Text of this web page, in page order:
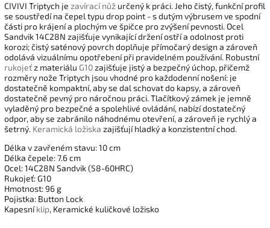
CIVIVI Triptych je zavírací nůž určený k práci. Jeho čistý, funkční profil
se soustředí na čepel typu drop point - s dutým výbrusem ve spodní
části pro krájení a plochým ve špičce pro zvýšení pevnosti. Ocel
Sandvik 14C28N zajišťuje vynikající držení ostří a odolnost proti
korozi; čistý saténový povrch doplňuje přímočarý design a zároveň
odolává vizuálnímu opotřebení při pravidelném používání. Robustní
rukojeťz materiálu G10zajišťuje jistý a bezpečný úchop, přičemž
rozměry nože Triptych jsou vhodné pro každodenní nošení: je
dostatečně kompaktní, aby se dal schovat do kapsy, a zároveň
dostatečně pevný pro náročnou práci. Tlačítkový zámek je jemně
vyladěný pro bezpečné a spolehlivé ovládání, nabízí dostatečný
odpor, aby se zabránilo náhodnému otevření, a zároveň je rychlý a
šetrný. Keramická ložiska zajišťují hladký a konzistentní chod.
Délka v zavřeném stavu: 10 cm
Délka čepele: 7.6 cm
Ocel: 14C28N Sandvik (58-60HRC)
Rukojeť: G10
Hmotnost: 96 g
Pojistka: Button Lock
Kapesníklip, Keramické kuličkové ložisko